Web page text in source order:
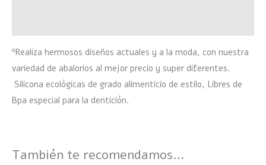
ºRealiza hermosos diseños actuales y a la moda, con nuestra
variedad de abalorios al mejor precio y super diferentes.
Silicona ecológicas de grado alimenticio de estilo, Libres de
Bpa especial para la dentición.
También te recomendamos…